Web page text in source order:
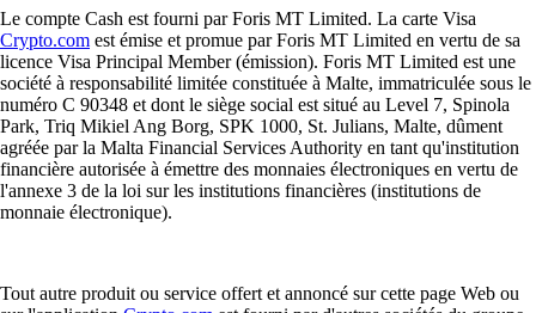
Le compte Cash est fourni par Foris MT Limited. La carte Visa
Crypto.com est émise et promue par Foris MT Limited en vertu de sa
licence Visa Principal Member (émission). Foris MT Limited est une
société à responsabilité limitée constituée à Malte, immatriculée sous le
numéro C 90348 et dont le siège social est situé au Level 7, Spinola
Park, Triq Mikiel Ang Borg, SPK 1000, St. Julians, Malte, dûment
agréée par la Malta Financial Services Authority en tant qu'institution
financière autorisée à émettre des monnaies électroniques en vertu de
l'annexe 3 de la loi sur les institutions financières (institutions de
monnaie électronique).
Tout autre produit ou service offert et annoncé sur cette page Web ou